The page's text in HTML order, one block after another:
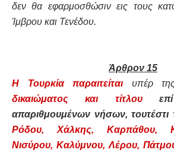
δεν θα εφαρμοσθώσιν εις τους
Ίμβρου και Τενέδου.
Άρθρον 15
Η Τουρκία παραιτείται υπέρ
δικαιώματος και τίτλουεπί
απαριθμουμένων νήσων, τουτέστι
Ρόδου, Χάλκης, Καρπάθου,
Νισύρου, Καλύμνου, Λέρου,